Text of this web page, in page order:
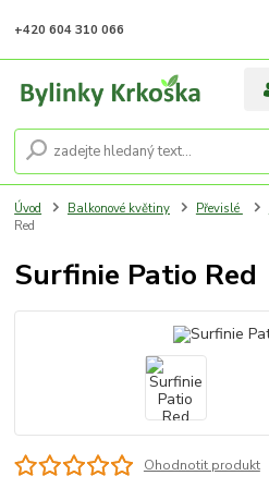
+420 604 310 066
Úvod Balkonové květiny Převislé
Red
Surfinie Patio Red
Ohodnotit produkt